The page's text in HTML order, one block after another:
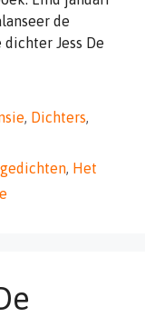
de
Jess De
, Dichters,
gedichten, Het